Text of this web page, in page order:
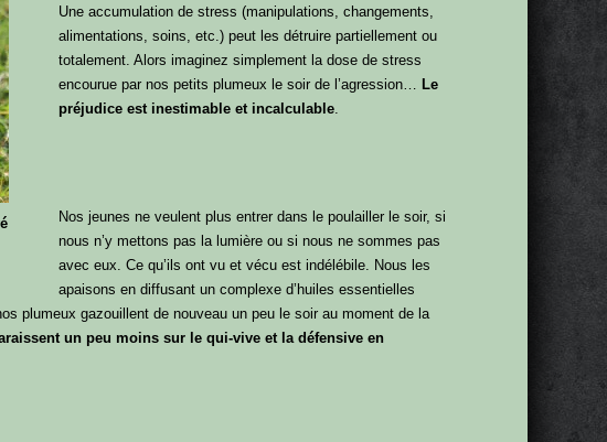
Une accumulation de stress (manipulations, changements,
alimentations, soins, etc.) peut les détruire partiellement ou
totalement. Alors imaginez simplement la dose de stress
encourue par nos petits plumeux le soir de l’agression… Le
préjudice est inestimable et incalculable.
Nos jeunes ne veulent plus entrer dans le poulailler le soir, si
nous n’y mettons pas la lumière ou si nous ne sommes pas
avec eux. Ce qu’ils ont vu et vécu est indélébile. Nous les
apaisons en diffusant un complexe d’huiles essentielles
plumeux gazouillent de nouveau un peu le soir au moment de la
un peu moins sur le qui-vive et la défensive en